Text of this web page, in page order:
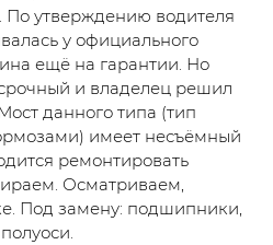
По утверждению водителя
у официального
ещё на гарантии. Но
и владелец решил
данного типа (тип
имеет несъёмный
ремонтировать
Осматриваем,
Под замену: подшипники,